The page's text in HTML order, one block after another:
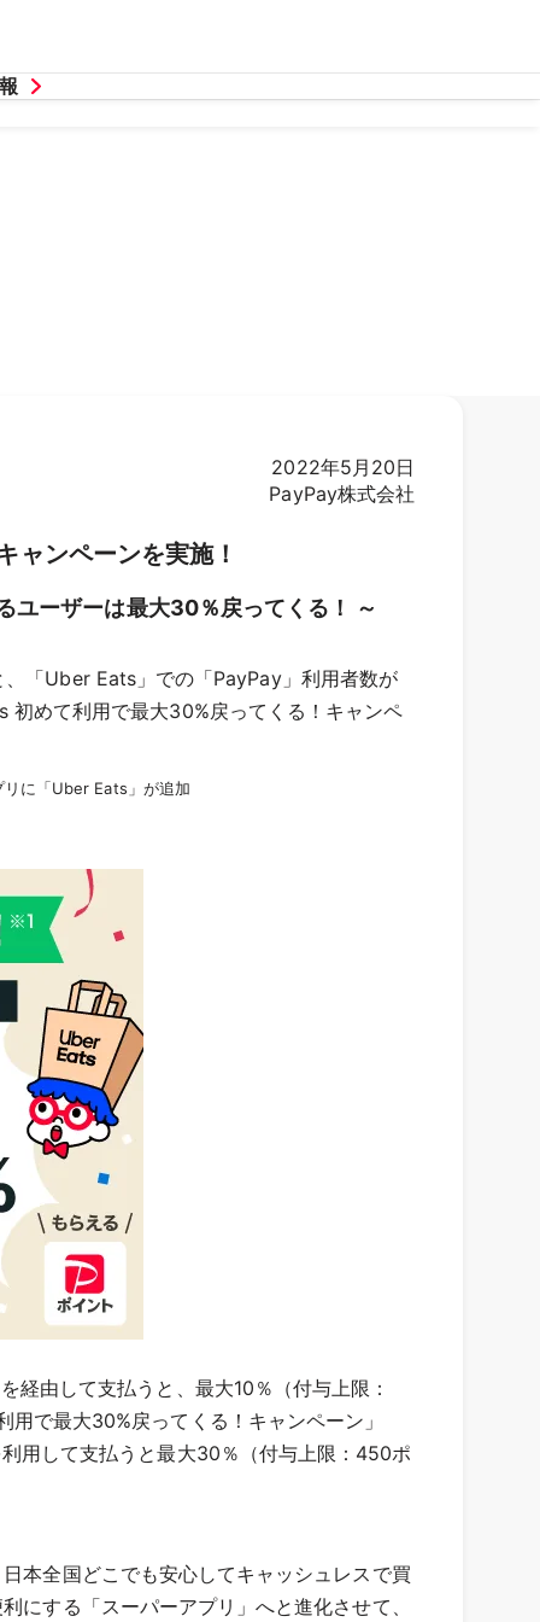
2022年5月20日
PayPay株式会社
ンペーンを実施！
ユーザーは最大30％戻ってくる！ ～
「Uber Eats」での「PayPay」利用者数が
めて利用で最大30%戻ってくる！キャンペ
に「Uber Eats」が追加
由して支払うと、最大10％（付与上限：
で最大30%戻ってくる！キャンペーン」
用して支払うと最大30％（付与上限：450ポ
本全国どこでも安心してキャッシュレスで買
にする「スーパーアプリ」へと進化させて、